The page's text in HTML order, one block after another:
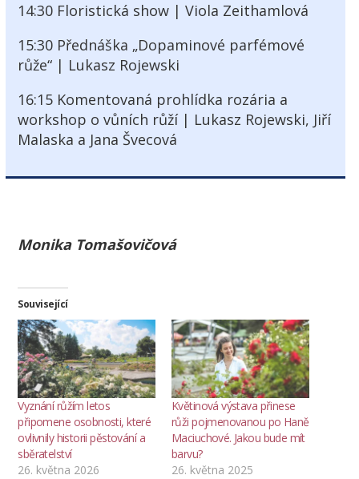
14:30 Floristická show | Viola Zeithamlová
15:30 Přednáška „Dopaminové parfémové
růže“ | Lukasz Rojewski
16:15 Komentovaná prohlídka rozária a
workshop o vůních růží | Lukasz Rojewski, Jiří
Malaska a Jana Švecová
Monika Tomašovičová
Související
Vyznání růžím letos
připomene osobnosti, které
ovlivnily historii pěstování a
sběratelství
26. května 2026
Květinová výstava přinese
růži pojmenovanou po Haně
Maciuchové. Jakou bude mít
barvu?
26. května 2025